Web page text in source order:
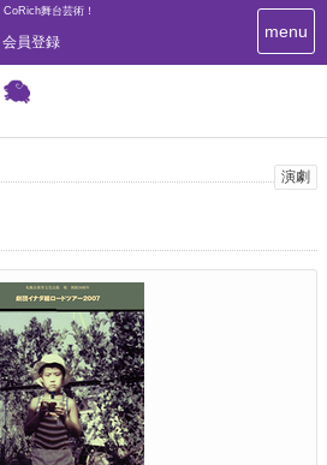
舞台芸術！
会員登録
T
o
i
g
menu
演劇